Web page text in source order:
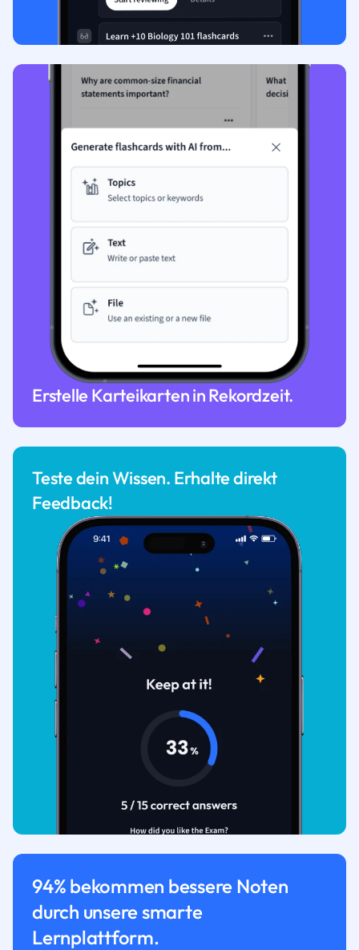
Erstelle Karteikarten in Rekordzeit.
Teste dein Wissen. Erhalte direkt
Feedback!
94% bekommen bessere Noten
durch unsere smarte
Lernplattform.